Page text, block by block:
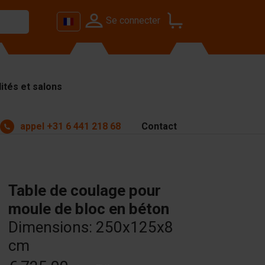
Se connecter
et salons
appel +31 6 441 218 68 Contact
Table de coulage pour
moule de bloc en béton
Dimensions: 250x125x8
cm